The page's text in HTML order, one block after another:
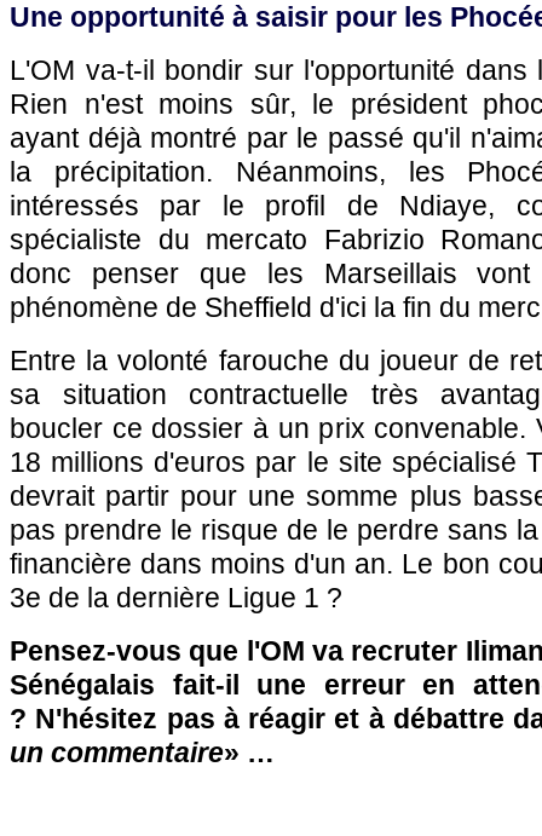
Une opportunité à saisir pour les
L'OM va-t-il bondir sur l'opportunité
Rien n'est moins sûr, le président
ayant déjà montré par le passé qu'il
la précipitation. Néanmoins, les
intéressés par le profil de Ndiaye,
spécialiste du mercato Fabrizio
donc penser que les Marseillais
phénomène de Sheffield d'ici la fin du
Entre la volonté farouche du joueur de
sa situation contractuelle très
boucler ce dossier à un prix convenable.
18 millions d'euros par le site spécialisé
devrait partir pour une somme plus
pas prendre le risque de le perdre sans
financière dans moins d'un an. Le bon
3e de la dernière Ligue 1 ?
Pensez-vous que l'OM va recruter
Sénégalais fait-il une erreur en
? N'hésitez pas à réagir et à débattre
un commentaire» …